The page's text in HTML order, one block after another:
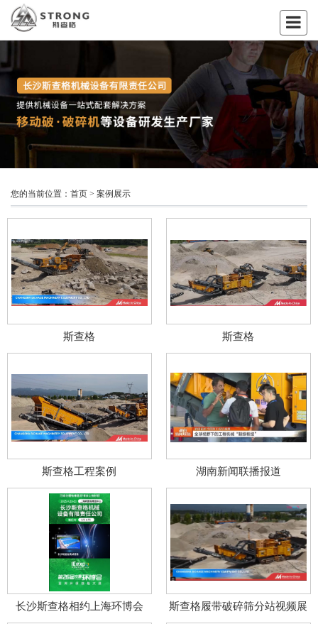
您的当前位置： 首页 > 案例展示
斯查格 斯查格
斯查格工程案例 湖南新闻联播报道
长沙斯查格相约上海环博会 斯查格履带破碎筛分站视频展